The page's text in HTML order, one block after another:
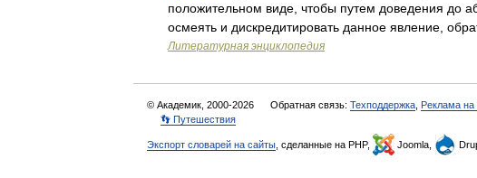
положительном виде, чтобы путем доведения до
осмеять и дискредитировать данное явление,
Литературная энциклопедия
© Академик, 2000-2026 Обратная связь: Техподдержка Реклама на
👣 Путешествия
Экспорт словарей на сайты , сделанные на PHP, Joomla,